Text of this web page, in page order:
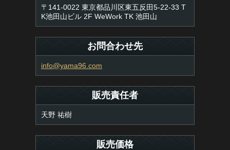
〒141-0022 東京都品川区東五反田5-22-33 T
K池田山ビル 2F WeWork TK 池田山
お問合わせ先
info@yama96.com
販売責任者
天野 祐樹
販売価格